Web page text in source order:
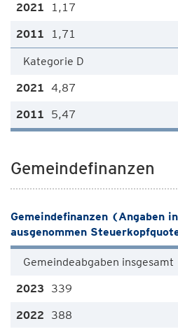
1,17
1,71
Kategorie D
4,87
5,47
Gemeindefinanzen
Gemeindefinanzen (Angaben
ausgenommen
Gemeindeabgaben insgesamt
339
388